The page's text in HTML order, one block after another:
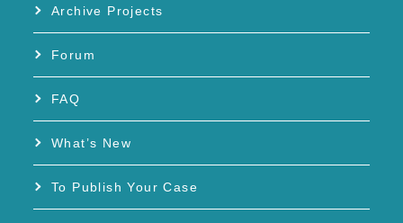
Archive Projects
Forum
FAQ
What’s New
To Publish Your Case